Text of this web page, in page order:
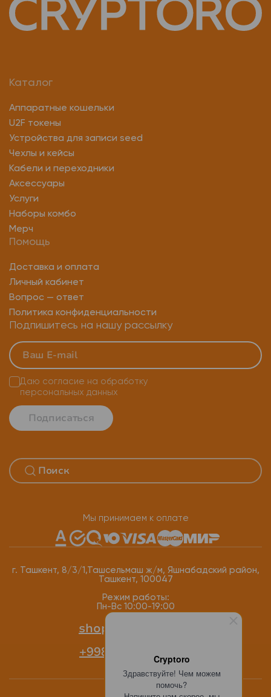
Cryptoro
Здравствуйте! Чем можем
помочь?
Каталог
Аппаратные кошельки
U2F токены
Устройства для записи seed
Чехлы и кейсы
Кабели и переходники
Аксессуары
Услуги
Наборы комбо
Мерч
Помощь
Доставка и оплата
Личный кабинет
Вопрос — ответ
Политика конфиденциальности
Подпишитесь на нашу рассылку
Подписаться
Даю согласие на обработку
персональных данных
Мы принимаем к оплате
г. Ташкент, 8/3/1,Ташсельмаш ж/м, Яшнабадский район,
Ташкент, 100047
Режим работы:
Пн-Вс 10:00-19:00
shop@cryptoro.uz
+998 77 118-12-34